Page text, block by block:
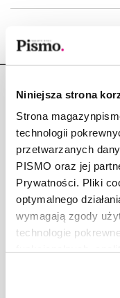
Niniejsza strona
Strona
technologii
przetwarzanych
PISMO oraz jej
Prywatności. Pliki
optymalnego
wymagają zgody
technologie
dobrowolną zgodę
Copyright © Fundacja
O „PIŚMIE”